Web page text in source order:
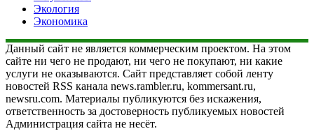
Экология
Экономика
Данный сайт не является коммерческим проектом. На этом
сайте ни чего не продают, ни чего не покупают, ни какие
услуги не оказываются. Сайт представляет собой ленту
новостей RSS канала news.rambler.ru, kommersant.ru,
newsru.com. Материалы публикуются без искажения,
ответственность за достоверность публикуемых новостей
Администрация сайта не несёт.